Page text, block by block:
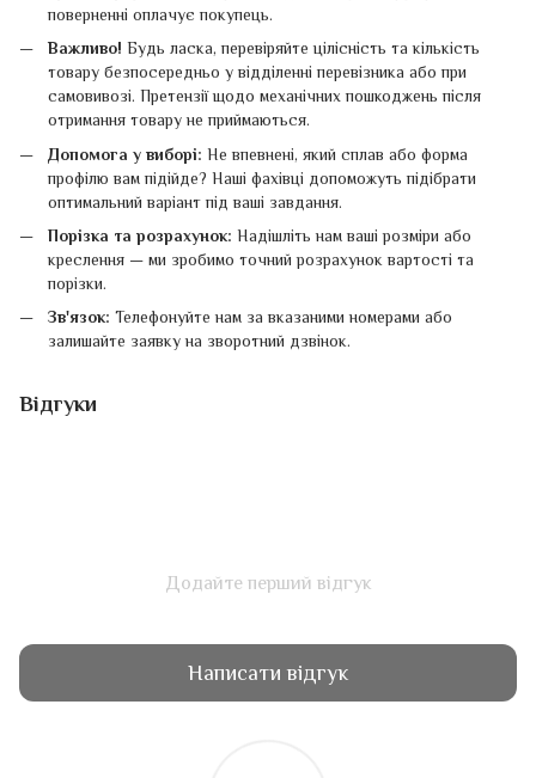
поверненні оплачує покупець.
Важливо! Будь ласка, перевіряйте цілісність та кількість
товару безпосередньо у відділенні перевізника або при
самовивозі. Претензії щодо механічних пошкоджень після
отримання товару не приймаються.
Допомога у виборі: Не впевнені, який сплав або форма
профілю вам підійде? Наші фахівці допоможуть підібрати
оптимальний варіант під ваші завдання.
Порізка та розрахунок: Надішліть нам ваші розміри або
креслення — ми зробимо точний розрахунок вартості та
порізки.
Зв'язок: Телефонуйте нам за вказаними номерами або
залишайте заявку на зворотний дзвінок.
Відгуки
Додайте перший відгук
Написати відгук